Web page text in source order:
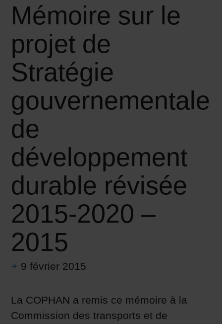
Mémoire sur le
projet de
Stratégie
gouvernementale
de
développement
durable révisée
2015-2020 –
2015
9 février 2015
La COPHAN a remis ce mémoire à la
Commission des transports et de